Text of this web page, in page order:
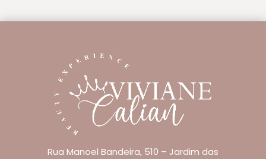
Rua Manoel Bandeira, 510 – Jardim das